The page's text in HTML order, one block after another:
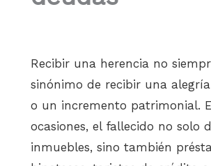
Recibir una herencia no
sinónimo de recibir una
o un incremento patrimonial.
ocasiones, el fallecido no solo
inmuebles, sino también